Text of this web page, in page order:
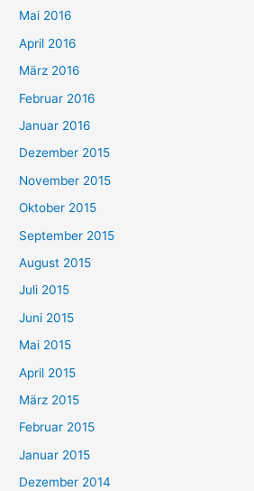
Mai 2016
April 2016
März 2016
Februar 2016
Januar 2016
Dezember 2015
November 2015
Oktober 2015
September 2015
August 2015
Juli 2015
Juni 2015
Mai 2015
April 2015
März 2015
Februar 2015
Januar 2015
Dezember 2014